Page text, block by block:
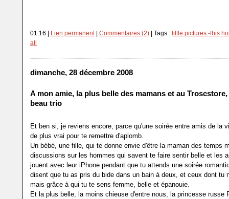
01:16 | Lien permanent| Commentaires (2) | Tags : little pictures -this
all
dimanche, 28 décembre 2008
A mon amie, la plus belle des mamans et au
beau trio
Et ben si, je reviens encore, parce qu'une soirée entre amis de la
de plus vrai pour te remettre d'aplomb.
Un bébé, une fille, qui te donne envie d'être la maman des temps
discussions sur les hommes qui savent te faire sentir belle et les
jouent avec leur iPhone pendant que tu attends une soirée
disent que tu as pris du bide dans un bain à deux, et ceux dont tu
mais grâce à qui tu te sens femme, belle et épanouie.
Et la plus belle, la moins chieuse d'entre nous, la princesse russe